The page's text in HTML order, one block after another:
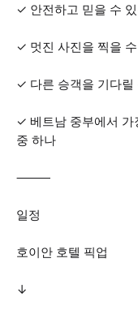
✓ 안전하고 믿을 수
✓ 멋진 사진을 찍을
✓ 다른 승객을 기다릴
✓ 베트남 중부에서 가
중 하나
⸻
일정
호이안 호텔 픽업
↓